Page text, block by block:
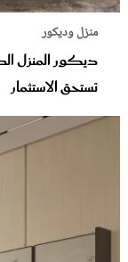
منزل وديكور
تستحق الاستثمار